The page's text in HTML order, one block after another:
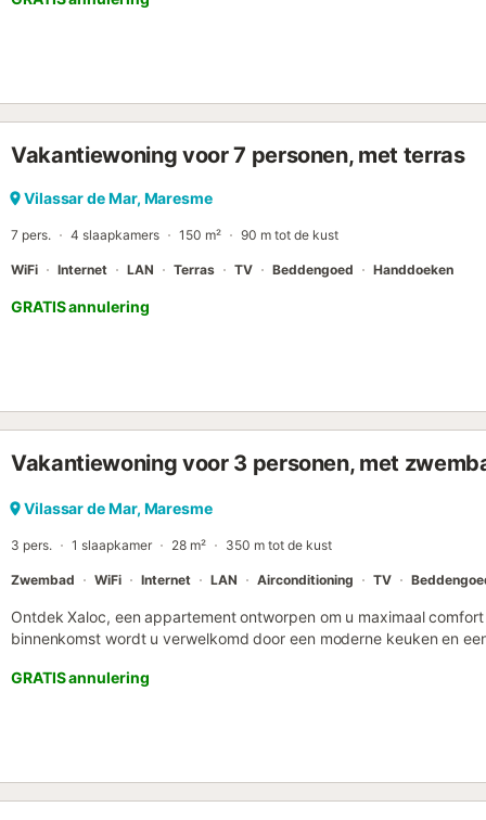
Vakantiewoning voor 7 personen, met terras
Vilassar de Mar, Maresme
7 pers. 4 slaapkamers 150 m² 90 m tot de kust
WiFi Internet LAN Terras TV Beddengoed Handdoeken
GRATIS annulering
Vakantiewoning voor 3 personen, met
Vilassar de Mar, Maresme
3 pers. 1 slaapkamer 28 m² 350 m tot de kust
Zwembad WiFi Internet LAN Airconditioning TV
Ontdek Xaloc, een appartement ontworpen om u maximaal
binnenkomst wordt u verwelkomd door een moderne keuken en
toegang tot een rechthoekig terras waar u kunt genieten van
een slaapbank toe te voegen, waardoor Xaloc een ideale optie is
OPMERKING: Bij activatie van de rookmelder gedurende de
gebracht, welk bedrag zal worden ingehouden op de borg. Roken
toeslag van één extra nacht met zich meebrengen. Aanvullende
GRATIS annulering